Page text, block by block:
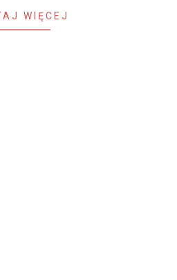
WIĘCEJ